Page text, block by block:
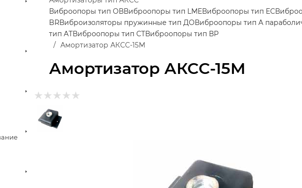
Амортизатор АКСС-15М
Виброопоры тип ОВВиброопоры тип LMEВиброопоры тип EC
BRВиброизоляторы пружинные тип ДОВиброопоры тип A
тип ATВиброопоры тип CTВиброопоры тип ВР
Амортизатор АКСС-15М